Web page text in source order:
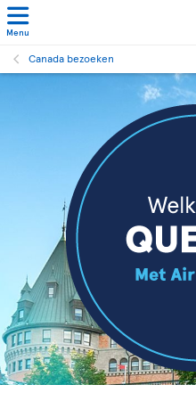
Menu
Canada bezoeken